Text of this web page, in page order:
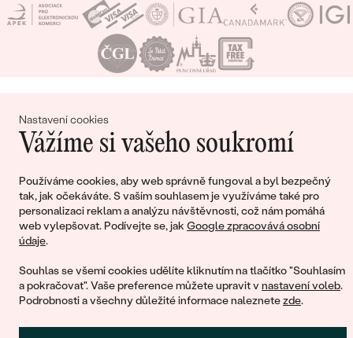
Nastavení cookies
Vážíme si vašeho soukromí
Používáme cookies, aby web správně fungoval a byl bezpečný
tak, jak očekáváte. S vaším souhlasem je využíváme také pro
personalizaci reklam a analýzu návštěvnosti, což nám pomáhá
web vylepšovat. Podívejte se, jak Google zpracovává osobní
údaje.
Souhlas se všemi cookies udělíte kliknutím na tlačítko "Souhlasím
a pokračovat". Vaše preference můžete upravit v nastavení voleb.
Podrobnosti a všechny důležité informace naleznetezde.
Nákupní košík
Ještě jste nepřidali žádné produkty do svého
nákupního košíku
POKRAČOVAT V NÁKUPU